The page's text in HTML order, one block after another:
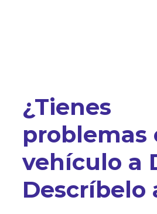
¿Tienes
problemas
vehículo a
Descríbelo